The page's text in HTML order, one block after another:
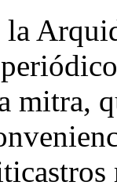
la
mitra,